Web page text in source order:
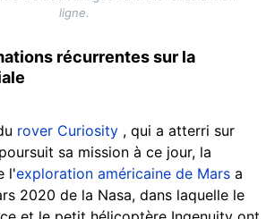
ligne.
récurrentes sur la
rover Curiosity , qui a atterri sur
sa mission à ce jour, la
l'exploration américaine de Mars a
2020 de la Nasa, dans laquelle le